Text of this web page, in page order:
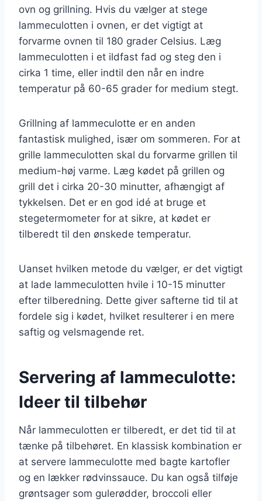
ovn og grillning. Hvis du vælger at stege
lammeculotten i ovnen, er det vigtigt at
forvarme ovnen til 180 grader Celsius. Læg
lammeculotten i et ildfast fad og steg den i
cirka 1 time, eller indtil den når en indre
temperatur på 60-65 grader for medium stegt.
Grillning af lammeculotte er en anden
fantastisk mulighed, især om sommeren. For at
grille lammeculotten skal du forvarme grillen til
medium-høj varme. Læg kødet på grillen og
grill det i cirka 20-30 minutter, afhængigt af
tykkelsen. Det er en god idé at bruge et
stegetermometer for at sikre, at kødet er
tilberedt til den ønskede temperatur.
Uanset hvilken metode du vælger, er det vigtigt
at lade lammeculotten hvile i 10-15 minutter
efter tilberedning. Dette giver safterne tid til at
fordele sig i kødet, hvilket resulterer i en mere
saftig og velsmagende ret.
Servering af lammeculotte:
Ideer til tilbehør
Når lammeculotten er tilberedt, er det tid til at
tænke på tilbehøret. En klassisk kombination er
at servere lammeculotte med bagte kartofler
og en lækker rødvinssauce. Du kan også tilføje
grøntsager som gulerødder, broccoli eller